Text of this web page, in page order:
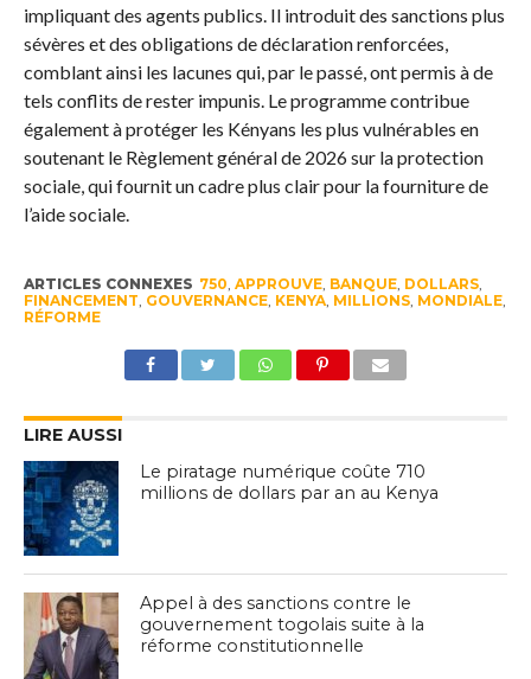
impliquant des agents publics. Il introduit des sanctions plus
sévères et des obligations de déclaration renforcées,
comblant ainsi les lacunes qui, par le passé, ont permis à de
tels conflits de rester impunis. Le programme contribue
également à protéger les Kényans les plus vulnérables en
soutenant le Règlement général de 2026 sur la protection
sociale, qui fournit un cadre plus clair pour la fourniture de
l’aide sociale.
ARTICLES CONNEXES 750, APPROUVE, BANQUE, DOLLARS,
FINANCEMENT, GOUVERNANCE, KENYA, MILLIONS, MONDIALE,
RÉFORME
LIRE AUSSI
Le piratage numérique coûte 710
millions de dollars par an au Kenya
Appel à des sanctions contre le
gouvernement togolais suite à la
réforme constitutionnelle